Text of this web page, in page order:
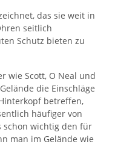
das sie weit in
seitlich
Schutz bieten zu
wie Scott, O Neal und
die Einschläge
betreffen,
häufiger von
schon wichtig den für
man im Gelände wie